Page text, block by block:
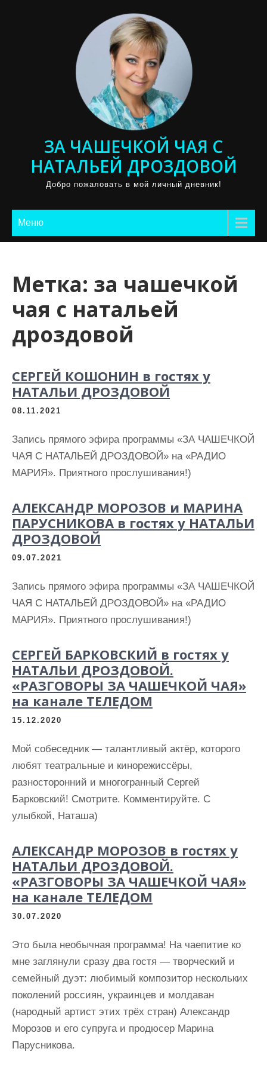
ЗА ЧАШЕЧКОЙ ЧАЯ С
НАТАЛЬЕЙ ДРОЗДОВОЙ
Добро пожаловать в мой личный дневник!
Меню
Метка: за чашечкой
чая с натальей
дроздовой
СЕРГЕЙ КОШОНИН в гостях у
НАТАЛЬИ ДРОЗДОВОЙ
08.11.2021
Запись прямого эфира программы «ЗА ЧАШЕЧКОЙ
ЧАЯ С НАТАЛЬЕЙ ДРОЗДОВОЙ» на «РАДИО
МАРИЯ». Приятного прослушивания!)
АЛЕКСАНДР МОРОЗОВ и МАРИНА
ПАРУСНИКОВА в гостях у НАТАЛЬИ
ДРОЗДОВОЙ
09.07.2021
Запись прямого эфира программы «ЗА ЧАШЕЧКОЙ
ЧАЯ С НАТАЛЬЕЙ ДРОЗДОВОЙ» на «РАДИО
МАРИЯ». Приятного прослушивания!)
СЕРГЕЙ БАРКОВСКИЙ в гостях у
НАТАЛЬИ ДРОЗДОВОЙ.
«РАЗГОВОРЫ ЗА ЧАШЕЧКОЙ ЧАЯ»
на канале ТЕЛЕДОМ
15.12.2020
Мой собеседник — талантливый актёр, которого
любят театральные и кинорежиссёры,
разносторонний и многогранный Сергей
Барковский! Смотрите. Комментируйте. С
улыбкой, Наташа)
АЛЕКСАНДР МОРОЗОВ в гостях у
НАТАЛЬИ ДРОЗДОВОЙ.
«РАЗГОВОРЫ ЗА ЧАШЕЧКОЙ ЧАЯ»
на канале ТЕЛЕДОМ
30.07.2020
Это была необычная программа! На чаепитие ко
мне заглянули сразу два гостя — творческий и
семейный дуэт: любимый композитор нескольких
поколений россиян, украинцев и молдаван
(народный артист этих трёх стран) Александр
Морозов и его супруга и продюсер Марина
Парусникова.